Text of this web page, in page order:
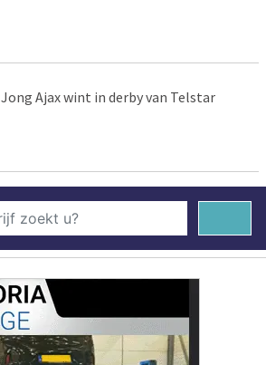
Jong Ajax wint in derby van Telstar